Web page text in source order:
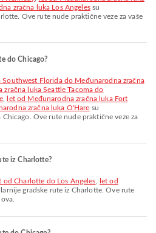
zračna luka Los Angelessu
Ove rute nude praktične veze za vaše
do Chicago?
zračna luka Seattle Tacoma do
let od Međunarodna zračna luka Fort
zračna luka O'Hare su
Ove rute nude praktične veze za
iz Charlotte?
od Charlotte do Los Angeles
let od
gradske rute iz Charlotte. Ove rute